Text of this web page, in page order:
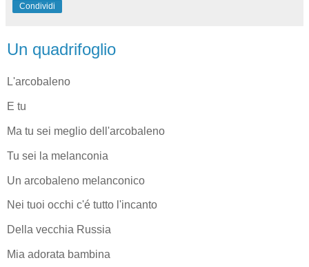
Condividi
Un quadrifoglio
L'arcobaleno
E tu
Ma tu sei meglio dell'arcobaleno
Tu sei la melanconia
Un arcobaleno melanconico
Nei tuoi occhi c'é tutto l'incanto
Della vecchia Russia
Mia adorata bambina